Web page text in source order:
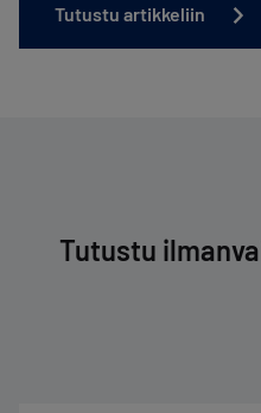
Tutustu artikkeliin
Tutustu